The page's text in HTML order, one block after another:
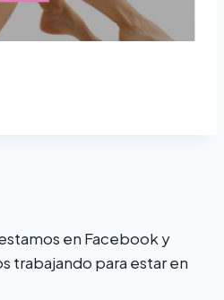
en Facebook y
trabajando para estar en